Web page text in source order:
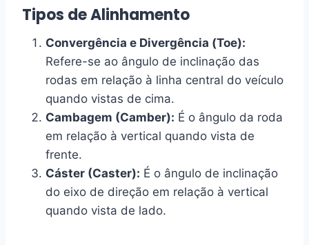
Tipos de Alinhamento
Convergência e Divergência (Toe):
Refere-se ao ângulo de inclinação das
rodas em relação à linha central do veículo
quando vistas de cima.
Cambagem (Camber): É o ângulo da roda
em relação à vertical quando vista de
frente.
Cáster (Caster): É o ângulo de inclinação
do eixo de direção em relação à vertical
quando vista de lado.